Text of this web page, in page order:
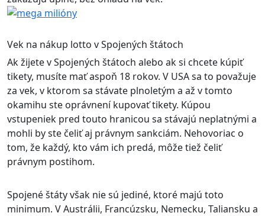
Vek na nákup lotto v Spojených štátoch
Ak žijete v Spojených štátoch alebo ak si chcete kúpiť
tikety, musíte mať aspoň 18 rokov. V USA sa to považuje
za vek, v ktorom sa stávate plnoletým a až v tomto
okamihu ste oprávnení kupovať tikety. Kúpou
vstupeniek pred touto hranicou sa stávajú neplatnými a
mohli by ste čeliť aj právnym sankciám. Nehovoriac o
tom, že každý, kto vám ich predá, môže tiež čeliť
právnym postihom.
Spojené štáty však nie sú jediné, ktoré majú toto
minimum. V Austrálii, Francúzsku, Nemecku, Taliansku a